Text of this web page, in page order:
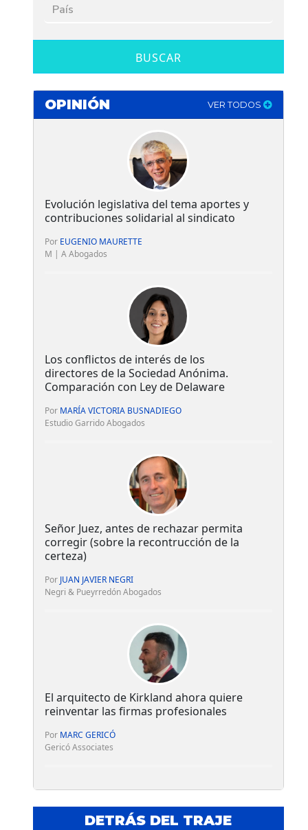
BUSCAR
OPINIÓN VER TODOS
Evolución legislativa del tema aportes y
contribuciones solidarial al sindicato
Por EUGENIO MAURETTE
M | A Abogados
Los conflictos de interés de los
directores de la Sociedad Anónima.
Comparación con Ley de Delaware
Por MARÍA VICTORIA BUSNADIEGO
Estudio Garrido Abogados
Señor Juez, antes de rechazar permita
corregir (sobre la recontrucción de la
certeza)
Por JUAN JAVIER NEGRI
Negri & Pueyrredón Abogados
El arquitecto de Kirkland ahora quiere
reinventar las firmas profesionales
Por MARC GERICÓ
Gericó Associates
DETRÁS DEL TRAJE